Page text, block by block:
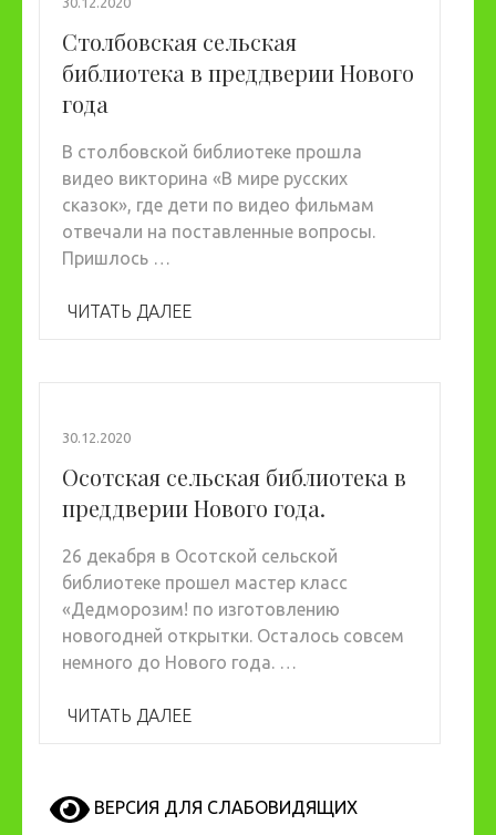
Столбовская сельская
библиотека в преддверии Нового
года
В столбовской библиотеке прошла
видео викторина «В мире русских
сказок», где дети по видео фильмам
отвечали на поставленные вопросы.
Пришлось …
ЧИТАТЬ ДАЛЕЕ
30.12.2020
Осотская сельская библиотека в
преддверии Нового года.
26 декабря в Осотской сельской
библиотеке прошел мастер класс
«Дедморозим! по изготовлению
новогодней открытки. Осталось совсем
немного до Нового года. …
ЧИТАТЬ ДАЛЕЕ
ВЕРСИЯ ДЛЯ СЛАБОВИДЯЩИХ